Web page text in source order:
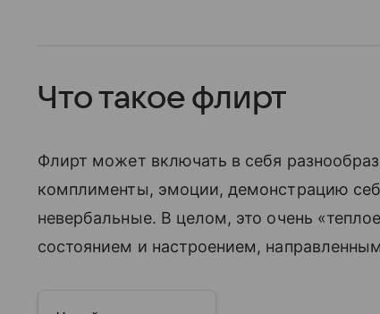
Что такое флирт
Флирт может включать в себя
комплименты, эмоции, демонстрацию
невербальные. В целом, это очень
состоянием и настроением,